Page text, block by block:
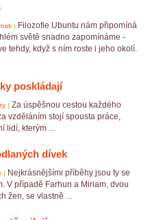
| Filozofie Ubuntu nám připomíná
světě snadno zapomínáme -
tehdy, když s ním roste i jeho okolí.
poskládají
| Za úspěšnou cestou každého
vzděláním stojí spousta práce,
lidí, kterým ...
dívek
| Nejkrásnějšími příběhy jsou ty se
V případě Farhun a Miriam, dvou
žen, se vlastně ...